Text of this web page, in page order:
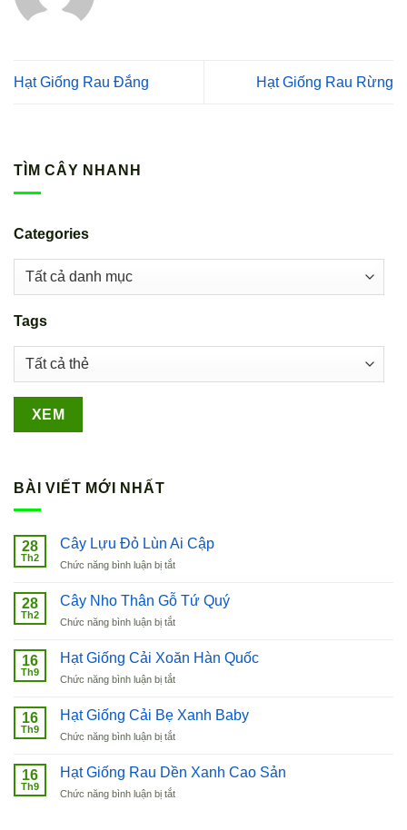
Hạt Giống Rau Đắng Hạt Giống Rau Rừng
TÌM CÂY NHANH
Categories
Tags
BÀI VIẾT MỚI NHẤT
28
Th2
Cây Lựu Đỏ Lùn Ai Cập
Chức năng bình luận bị tắtở
Lựu
Lùn
Cập
28
Th2
Cây Nho Thân Gỗ Tứ Quý
Chức năng bình luận bị tắtở
Nho
Gỗ
Quý
16
Th9
Hạt Giống Cải Xoăn Hàn Quốc
Chức năng bình luận bị tắtở
Giống
Xoăn
Quốc
16
Th9
Hạt Giống Cải Bẹ Xanh Baby
Chức năng bình luận bị tắtở
Giống
Bẹ
16
Th9
Hạt Giống Rau Dền Xanh Cao Sản
Chức năng bình luận bị tắtở